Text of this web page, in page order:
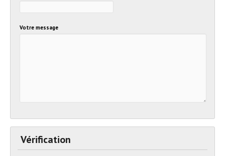
Votre message
Vérification